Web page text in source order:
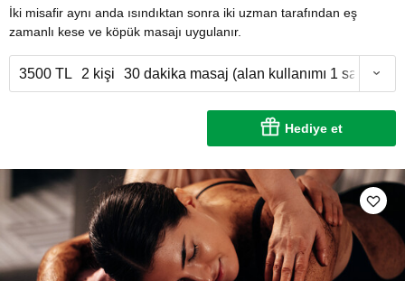
İki misafir aynı anda ısındıktan sonra iki uzman tarafından eş
zamanlı kese ve köpük masajı uygulanır.
3500 TL 2 kişi 30 dakika masaj (alan kullanımı 1 saat)
Hediye et